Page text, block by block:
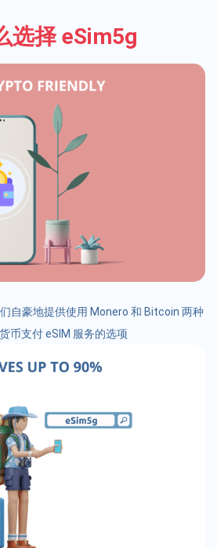
选择 eSim5g
自豪地提供使用 Monero 和 Bitcoin 两种
币支付 eSIM 服务的选项